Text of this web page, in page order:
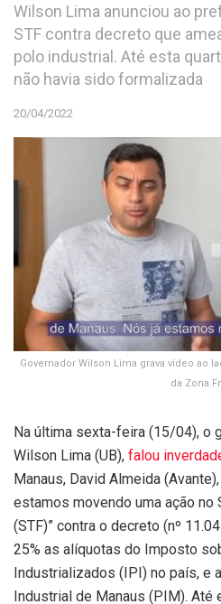
Wilson Lima anunciou ao
STF contra decreto que
polo industrial. Até esta
não havia sido formalizada
20/04/2022
Governador Wilson Lima grava vídeo ao
da Zona
Na última sexta-feira (15/04), o
Wilson Lima (UB), falou
Manaus, David Almeida
estamos movendo uma ação no
(STF)” contra o decreto (nº
25% as alíquotas do Imposto
Industrializados (IPI) no país, e
Industrial de Manaus (PIM). Até